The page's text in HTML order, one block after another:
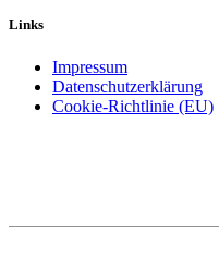
Links
Impressum
Datenschutzerklärung
Cookie-Richtlinie (EU)